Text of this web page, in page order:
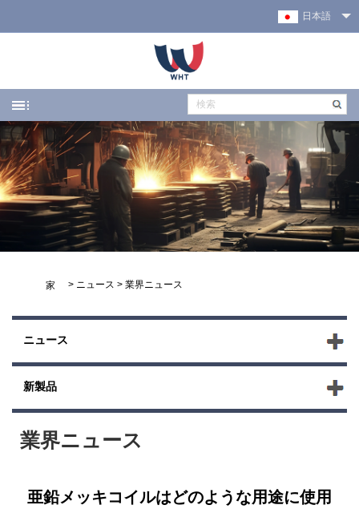
日本語
家 > ニュース > 業界ニュース
ニュース
新製品
業界ニュース
亜鉛メッキコイルはどのような用途に使用